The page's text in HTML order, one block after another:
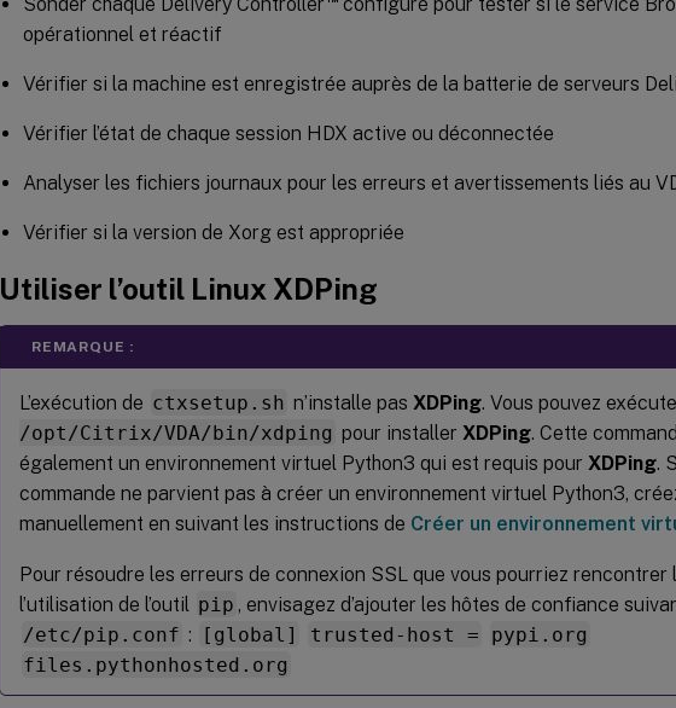
opérationnel et réactif
Vérifier si la machine est enregistrée auprès de la batterie de serveurs
Vérifier l’état de chaque session HDX active ou déconnectée
Analyser les fichiers journaux pour les erreurs et avertissements liés au
Vérifier si la version de Xorg est appropriée
Utiliser l’outil Linux XDPing
REMARQUE :
L’exécution de ctxsetup.sh n’installe pas XDPing. Vous pouvez
/opt/Citrix/VDA/bin/xdping pour installer XDPing. Cette
également un environnement virtuel Python3 qui est requis pour XDPing.
commande ne parvient pas à créer un environnement virtuel Python3,
manuellement en suivant les instructions de Créer un environnement
Pour résoudre les erreurs de connexion SSL que vous pourriez rencontrer
l’utilisation de l’outil pip , envisagez d’ajouter les hôtes de confiance
/etc/pip.conf : [global] trusted-host =
pypi.org
files.pythonhosted.org